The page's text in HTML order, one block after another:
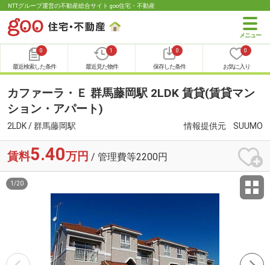
NTTグループ運営の不動産総合サイト goo住宅・不動産
0
最近検索した条件
1
最近見た物件
0
保存した条件
0
お気に入り
カファーラ・Ｅ 群馬藤岡駅 2LDK 賃貸(賃貸マン
ション・アパート)
2LDK / 群馬藤岡駅 情報提供元 SUUMO
賃料5.40万円 / 管理費等2200円
1 /20